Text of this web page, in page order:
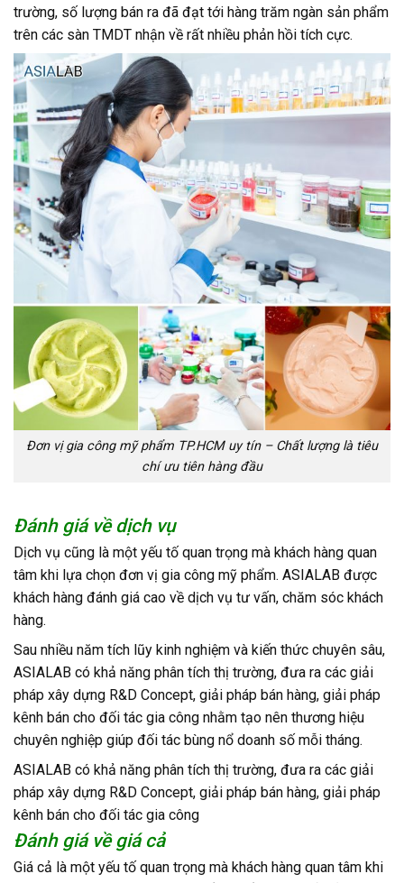
trường, số lượng bán ra đã đạt tới hàng trăm ngàn sản phẩm
trên các sàn TMDT nhận về rất nhiều phản hồi tích cực.
Đơn vị gia công mỹ phẩm TP.HCM uy tín – Chất lượng là tiêu
chí ưu tiên hàng đầu
Đánh giá về dịch vụ
Dịch vụ cũng là một yếu tố quan trọng mà khách hàng quan
tâm khi lựa chọn đơn vị gia công mỹ phẩm. ASIALAB được
khách hàng đánh giá cao về dịch vụ tư vấn, chăm sóc khách
hàng.
Sau nhiều năm tích lũy kinh nghiệm và kiến thức chuyên sâu,
ASIALAB có khả năng phân tích thị trường, đưa ra các giải
pháp xây dựng R&D Concept, giải pháp bán hàng, giải pháp
kênh bán cho đối tác gia công nhằm tạo nên thương hiệu
chuyên nghiệp giúp đối tác bùng nổ doanh số mỗi tháng.
ASIALAB có khả năng phân tích thị trường, đưa ra các giải
pháp xây dựng R&D Concept, giải pháp bán hàng, giải pháp
kênh bán cho đối tác gia công
Đánh giá về giá cả
Giá cả là một yếu tố quan trọng mà khách hàng quan tâm khi